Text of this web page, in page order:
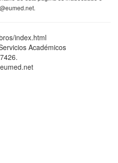
index.html
Académicos